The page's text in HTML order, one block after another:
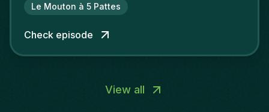
passionnant.
Le Mouton à 5 Pattes
Check episode
View all